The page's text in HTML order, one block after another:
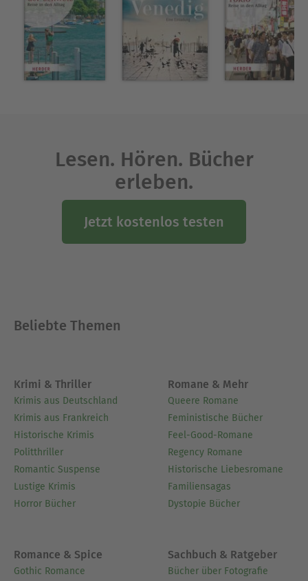
Lesen. Hören. Bücher
erleben.
Jetzt kostenlos testen
Beliebte Themen
Krimi & Thriller
Krimis aus Deutschland
Krimis aus Frankreich
Historische Krimis
Politthriller
Romantic Suspense
Lustige Krimis
Horror Bücher
Romane & Mehr
Queere Romane
Feministische Bücher
Feel-Good-Romane
Regency Romane
Historische Liebesromane
Familiensagas
Dystopie Bücher
Romance & Spice
Gothic Romance
Sachbuch & Ratgeber
Bücher über Fotografie